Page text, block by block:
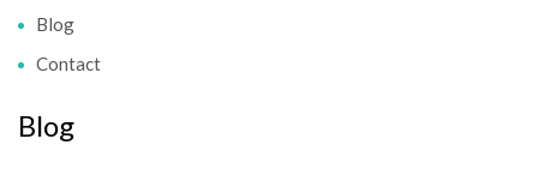
Blog
Contact
Blog